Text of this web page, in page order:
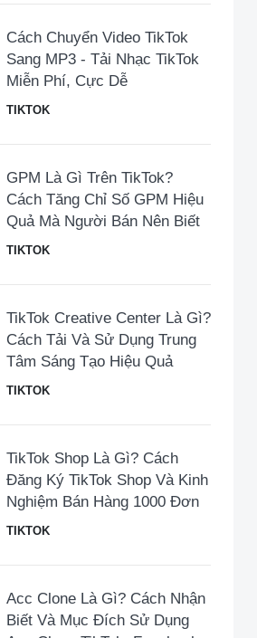
Cách Chuyển Video TikTok
Sang MP3 - Tải Nhạc TikTok
Miễn Phí, Cực Dễ
TIKTOK
GPM Là Gì Trên TikTok?
Cách Tăng Chỉ Số GPM Hiệu
Quả Mà Người Bán Nên Biết
TIKTOK
TikTok Creative Center Là Gì?
Cách Tải Và Sử Dụng Trung
Tâm Sáng Tạo Hiệu Quả
TIKTOK
TikTok Shop Là Gì? Cách
Đăng Ký TikTok Shop Và Kinh
Nghiệm Bán Hàng 1000 Đơn
TIKTOK
Acc Clone Là Gì? Cách Nhận
Biết Và Mục Đích Sử Dụng